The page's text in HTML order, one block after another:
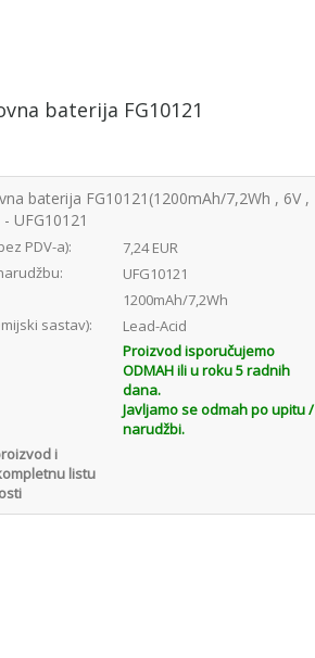
baterija FG10121
baterija FG10121(1200mAh/7,2Wh , 6V ,
UFG10121
PDV-a):
7,24 EUR
UFG10121
1200mAh/7,2Wh
sastav):
Lead-Acid
Proizvod isporučujemo
ODMAH ili u roku 5 radnih
dana.
Javljamo se odmah po upitu /
narudžbi.
i
listu